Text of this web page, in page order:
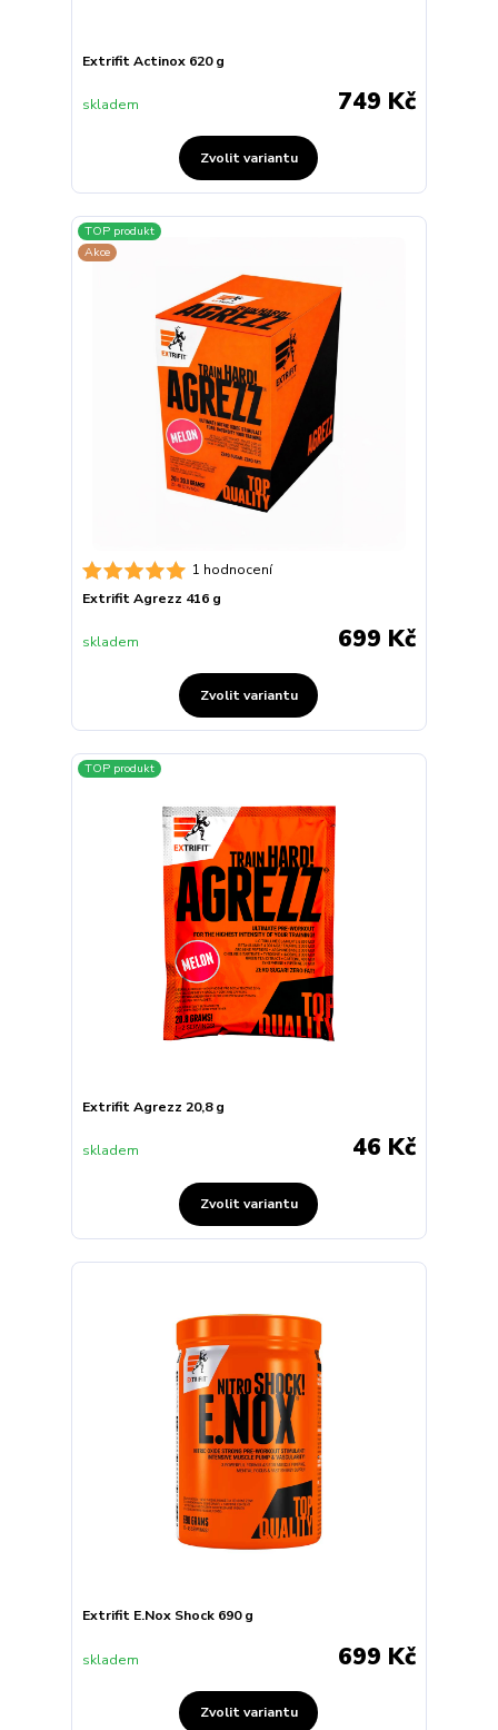
Extrifit Actinox 620 g
749 Kč
skladem
Zvolit variantu
TOP produkt
Akce
1 hodnocení
Extrifit Agrezz 416 g
699 Kč
skladem
Zvolit variantu
TOP produkt
Extrifit Agrezz 20,8 g
46 Kč
skladem
Zvolit variantu
Extrifit E.Nox Shock 690 g
699 Kč
skladem
Zvolit variantu